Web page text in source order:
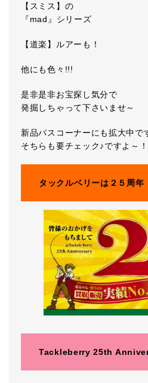
【スミス】の
『mad』シリーズ
【道楽】ルアーも！
他にも色々!!!
是非是非お宝探し気分で
発掘しちゃって下さいませ～
新品バスコーナーにも拡大中で
そちらも要チェック♪ですよ～！
タックルベリーは２５周年
Tackleberry 25th